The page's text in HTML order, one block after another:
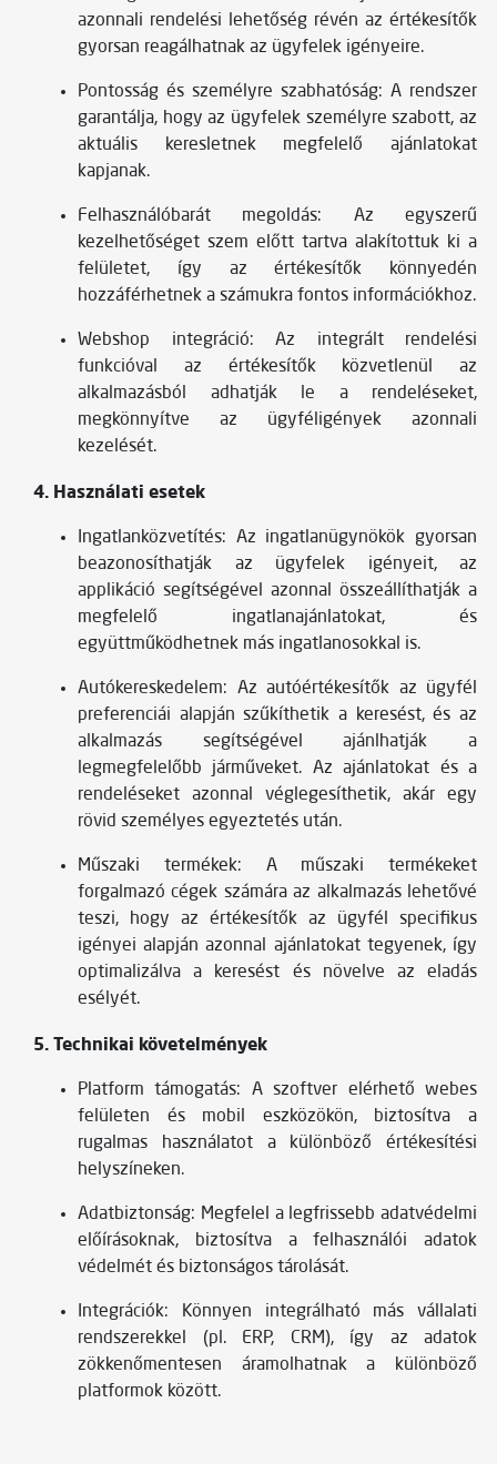
azonnali rendelési lehetőség révén az értékesítők
gyorsan reagálhatnak az ügyfelek igényeire.
Pontosság és személyre szabhatóság: A rendszer
garantálja, hogy az ügyfelek személyre szabott, az
aktuális keresletnek megfelelő ajánlatokat
kapjanak.
Felhasználóbarát megoldás: Az egyszerű
kezelhetőséget szem előtt tartva alakítottuk ki a
felületet, így az értékesítők könnyedén
hozzáférhetnek a számukra fontos információkhoz.
Webshop integráció: Az integrált rendelési
funkcióval az értékesítők közvetlenül az
alkalmazásból adhatják le a rendeléseket,
megkönnyítve az ügyféligények azonnali
kezelését.
4. Használati esetek
Ingatlanközvetítés: Az ingatlanügynökök gyorsan
beazonosíthatják az ügyfelek igényeit, az
applikáció segítségével azonnal összeállíthatják a
megfelelő ingatlanajánlatokat, és
együttműködhetnek más ingatlanosokkal is.
Autókereskedelem: Az autóértékesítők az ügyfél
preferenciái alapján szűkíthetik a keresést, és az
alkalmazás segítségével ajánlhatják a
legmegfelelőbb járműveket. Az ajánlatokat és a
rendeléseket azonnal véglegesíthetik, akár egy
rövid személyes egyeztetés után.
Műszaki termékek: A műszaki termékeket
forgalmazó cégek számára az alkalmazás lehetővé
teszi, hogy az értékesítők az ügyfél specifikus
igényei alapján azonnal ajánlatokat tegyenek, így
optimalizálva a keresést és növelve az eladás
esélyét.
5. Technikai követelmények
Platform támogatás: A szoftver elérhető webes
felületen és mobil eszközökön, biztosítva a
rugalmas használatot a különböző értékesítési
helyszíneken.
Adatbiztonság: Megfelel a legfrissebb adatvédelmi
előírásoknak, biztosítva a felhasználói adatok
védelmét és biztonságos tárolását.
Integrációk: Könnyen integrálható más vállalati
rendszerekkel (pl. ERP, CRM), így az adatok
zökkenőmentesen áramolhatnak a különböző
platformok között.